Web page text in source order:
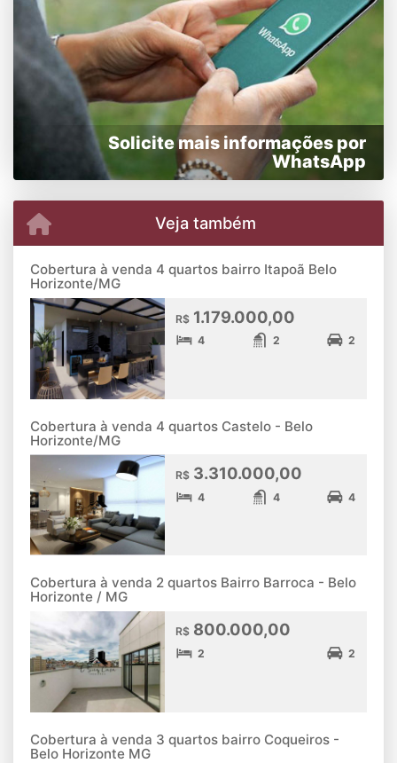
Solicite mais informações por
WhatsApp
Veja também
Cobertura à venda 4 quartos bairro Itapoã Belo
Horizonte/MG
R$ 1.179.000,00
4 2 2
Cobertura à venda 4 quartos Castelo - Belo
Horizonte/MG
R$ 3.310.000,00
4 4 4
Cobertura à venda 2 quartos Bairro Barroca - Belo
Horizonte / MG
R$ 800.000,00
2 2
Cobertura à venda 3 quartos bairro Coqueiros -
Belo Horizonte MG